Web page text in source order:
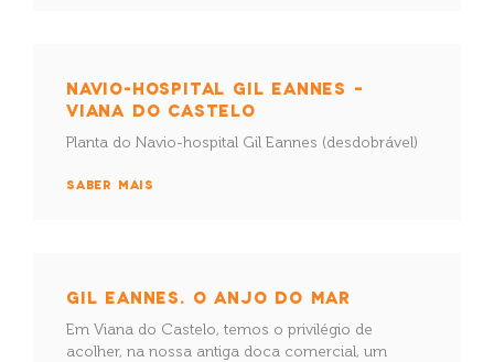
NAVIO-HOSPITAL GIL EANNES –
VIANA DO CASTELO
Planta do Navio-hospital Gil Eannes (desdobrável)
SABER MAIS
GIL EANNES. O ANJO DO MAR
Em Viana do Castelo, temos o privilégio de
acolher, na nossa antiga doca comercial, um